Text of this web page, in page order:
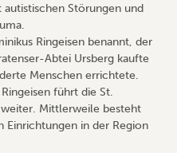
autistischen Störungen und
Ringeisen benannt, der
Abtei Ursberg kaufte
Menschen errichtete.
führt die St.
Mittlerweile besteht
Einrichtungen in der Region